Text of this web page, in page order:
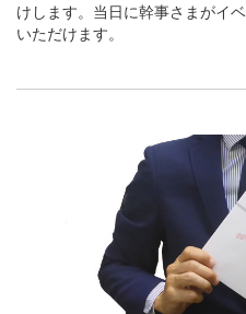
けします。当日に幹事さまがイ
いただけます。